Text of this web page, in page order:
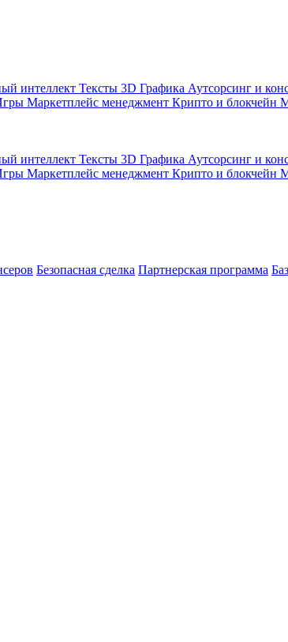
интеллект Тексты 3D Графика Аутсорсинг и
Маркетплейс менеджмент Крипто и блокчейн
интеллект Тексты 3D Графика Аутсорсинг и
Маркетплейс менеджмент Крипто и блокчейн
Безопасная сделка Партнерская программа